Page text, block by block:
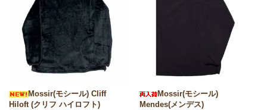
Mossir(モシール) Cliff
Hiloft (クリフ ハイロフト)
Mossir(モシール)
Mendes(メンデス)